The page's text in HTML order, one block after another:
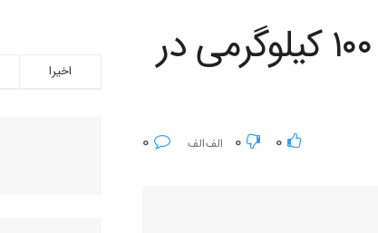
رونمایی از شهاب سنگ ۱۰۰ کیلوگرمی در
0
0
اخیرا